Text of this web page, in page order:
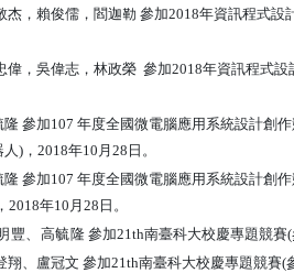
杰，賴俊儒，閻迦勒 參加2018年資訊程式
偉，吳偉志，林政榮 參加2018年資訊程式
參加107 年度全國微電腦應用系統設計創
)，2018年10月28日。
參加107 年度全國微電腦應用系統設計創
年10月28日。
豐、高毓隆參加21th南臺科大校慶專題競賽
翔、盧冠文 參加21th南臺科大校慶專題競賽(